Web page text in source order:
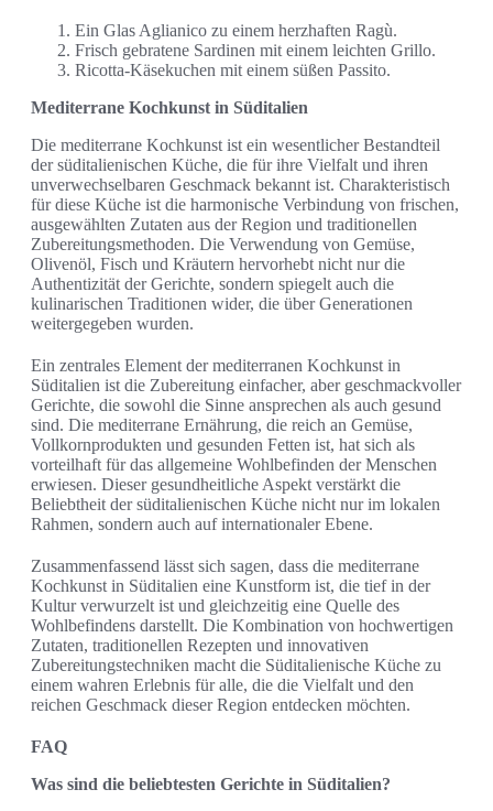
Ein Glas Aglianico zu einem herzhaften Ragù.
Frisch gebratene Sardinen mit einem leichten Grillo.
Ricotta-Käsekuchen mit einem süßen Passito.
Mediterrane Kochkunst in Süditalien
Die mediterrane Kochkunst ist ein wesentlicher Bestandteil
der süditalienischen Küche, die für ihre Vielfalt und ihren
unverwechselbaren Geschmack bekannt ist. Charakteristisch
für diese Küche ist die harmonische Verbindung von frischen,
ausgewählten Zutaten aus der Region und traditionellen
Zubereitungsmethoden. Die Verwendung von Gemüse,
Olivenöl, Fisch und Kräutern hervorhebt nicht nur die
Authentizität der Gerichte, sondern spiegelt auch die
kulinarischen Traditionen wider, die über Generationen
weitergegeben wurden.
Ein zentrales Element der mediterranen Kochkunst in
Süditalien ist die Zubereitung einfacher, aber geschmackvoller
Gerichte, die sowohl die Sinne ansprechen als auch gesund
sind. Die mediterrane Ernährung, die reich an Gemüse,
Vollkornprodukten und gesunden Fetten ist, hat sich als
vorteilhaft für das allgemeine Wohlbefinden der Menschen
erwiesen. Dieser gesundheitliche Aspekt verstärkt die
Beliebtheit der süditalienischen Küche nicht nur im lokalen
Rahmen, sondern auch auf internationaler Ebene.
Zusammenfassend lässt sich sagen, dass die mediterrane
Kochkunst in Süditalien eine Kunstform ist, die tief in der
Kultur verwurzelt ist und gleichzeitig eine Quelle des
Wohlbefindens darstellt. Die Kombination von hochwertigen
Zutaten, traditionellen Rezepten und innovativen
Zubereitungstechniken macht die Süditalienische Küche zu
einem wahren Erlebnis für alle, die die Vielfalt und den
reichen Geschmack dieser Region entdecken möchten.
FAQ
Was sind die beliebtesten Gerichte in Süditalien?